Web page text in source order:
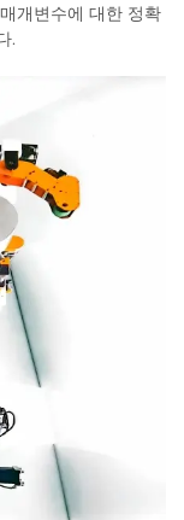
개변수에 대한 정확
.